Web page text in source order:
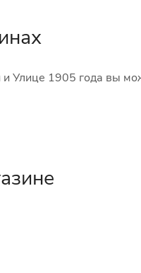
Улице 1905 года вы